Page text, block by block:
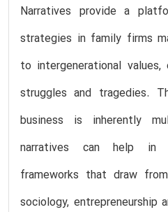
Narratives provide a
strategies in family firms
to intergenerational values,
struggles and tragedies.
business is inherently
narratives can help in
frameworks that draw
sociology, entrepreneurship